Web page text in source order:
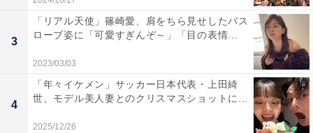
3
「リアル天使」篠崎愛、肩をちら見せしたバス
ローブ姿に「可愛すぎんぞ～」「目の表情...
2023/03/03
4
「年々イケメン」サッカー日本代表・上田綺
世、モデル美人妻とのクリスマスショットに...
2025/12/26